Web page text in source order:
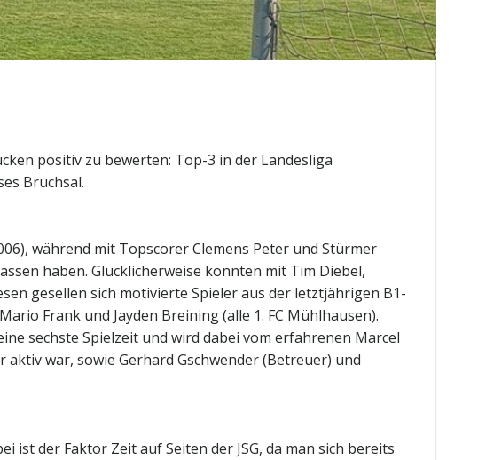
positiv zu bewerten: Top-3 in der Landesliga
Bruchsal.
während mit Topscorer Clemens Peter und Stürmer
haben. Glücklicherweise konnten mit Tim Diebel,
gesellen sich motivierte Spieler aus der letztjährigen B1-
Frank und Jayden Breining (alle 1. FC Mühlhausen).
sechste Spielzeit und wird dabei vom erfahrenen Marcel
war, sowie Gerhard Gschwender (Betreuer) und
ist der Faktor Zeit auf Seiten der JSG, da man sich bereits